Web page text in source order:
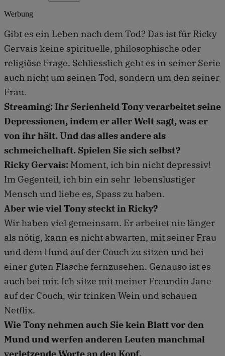
Werbung
Gibt es ein Leben nach dem Tod? Das ist für Ricky
Gervais keine spirituelle, philosophische oder
religiöse Frage. Schliesslich geht es in seiner Serie
auch nicht um seinen Tod, sondern um den seiner
Frau.
Streaming: Ihr Serienheld Tony verarbeitet seine
Depressionen, indem er aller Welt sagt, was er
von ihr hält. Und das alles andere als
schmeichelhaft. Spielen Sie sich selbst?
Ricky Gervais: Moment, ich bin nicht depressiv!
Im Gegenteil, ich bin ein sehr lebenslustiger
Mensch und liebe es, Spass zu haben.
Aber wie viel Tony steckt in Ricky?
Wir haben viel gemeinsam. Er arbeitet nie länger
als nötig, kann es nicht abwarten, mit seiner Frau
und dem Hund auf der Couch zu sitzen und bei
einer guten Flasche fernzusehen. Genauso ist es
auch bei mir. Ich sitze mit meiner Freundin Jane
auf der Couch, wir trinken Wein und schauen
Netflix.
Wie Tony nehmen auch Sie kein Blatt vor den
Mund und werfen anderen Leuten manchmal